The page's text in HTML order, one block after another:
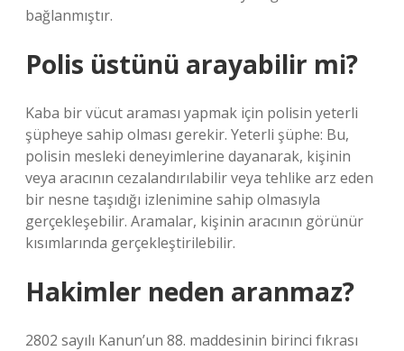
bağlanmıştır.
Polis üstünü arayabilir mi?
Kaba bir vücut araması yapmak için polisin yeterli
şüpheye sahip olması gerekir. Yeterli şüphe: Bu,
polisin mesleki deneyimlerine dayanarak, kişinin
veya aracının cezalandırılabilir veya tehlike arz eden
bir nesne taşıdığı izlenimine sahip olmasıyla
gerçekleşebilir. Aramalar, kişinin aracının görünür
kısımlarında gerçekleştirilebilir.
Hakimler neden aranmaz?
2802 sayılı Kanun’un 88. maddesinin birinci fıkrası